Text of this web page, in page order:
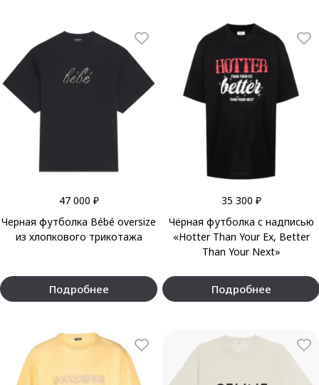
47 000 ₽
Черная футболка Bébé oversize
из хлопкового трикотажа
Подробнее
35 300 ₽
Чёрная футболка с надписью
«Hotter Than Your Ex, Better
Than Your Next»
Подробнее